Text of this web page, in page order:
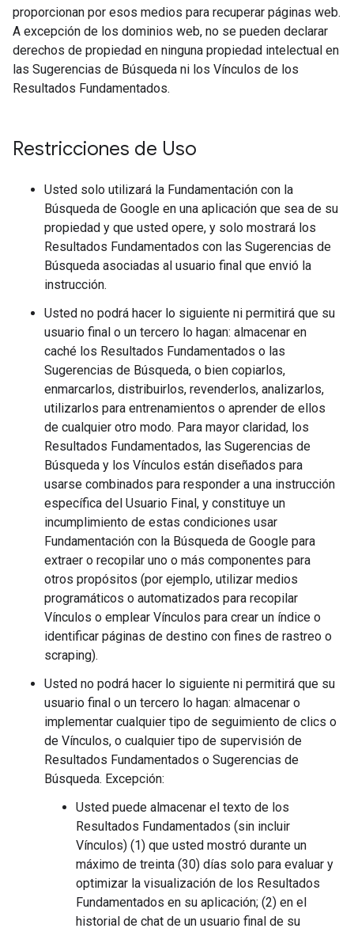
proporcionan por esos medios para recuperar páginas web.
A excepción de los dominios web, no se pueden declarar
derechos de propiedad en ninguna propiedad intelectual en
las Sugerencias de Búsqueda ni los Vínculos de los
Resultados Fundamentados.
Restricciones de Uso
Usted solo utilizará la Fundamentación con la
Búsqueda de Google en una aplicación que sea de su
propiedad y que usted opere, y solo mostrará los
Resultados Fundamentados con las Sugerencias de
Búsqueda asociadas al usuario final que envió la
instrucción.
Usted no podrá hacer lo siguiente ni permitirá que su
usuario final o un tercero lo hagan: almacenar en
caché los Resultados Fundamentados o las
Sugerencias de Búsqueda, o bien copiarlos,
enmarcarlos, distribuirlos, revenderlos, analizarlos,
utilizarlos para entrenamientos o aprender de ellos
de cualquier otro modo. Para mayor claridad, los
Resultados Fundamentados, las Sugerencias de
Búsqueda y los Vínculos están diseñados para
usarse combinados para responder a una instrucción
específica del Usuario Final, y constituye un
incumplimiento de estas condiciones usar
Fundamentación con la Búsqueda de Google para
extraer o recopilar uno o más componentes para
otros propósitos (por ejemplo, utilizar medios
programáticos o automatizados para recopilar
Vínculos o emplear Vínculos para crear un índice o
identificar páginas de destino con fines de rastreo o
scraping).
Usted no podrá hacer lo siguiente ni permitirá que su
usuario final o un tercero lo hagan: almacenar o
implementar cualquier tipo de seguimiento de clics o
de Vínculos, o cualquier tipo de supervisión de
Resultados Fundamentados o Sugerencias de
Búsqueda. Excepción:
Usted puede almacenar el texto de los
Resultados Fundamentados (sin incluir
Vínculos) (1) que usted mostró durante un
máximo de treinta (30) días solo para evaluar y
optimizar la visualización de los Resultados
Fundamentados en su aplicación; (2) en el
historial de chat de un usuario final de su